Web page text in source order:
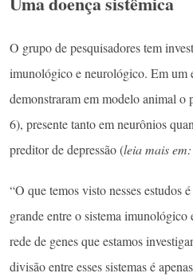
O grupo de pesquisadores tem
imunológico e neurológico. Em um
demonstraram em modelo animal
6), presente tanto em neurônios
preditor de depressão (leia mais
“O que temos visto nesses estudos
grande entre o sistema imunológico
rede de genes que estamos
divisão entre esses sistemas é